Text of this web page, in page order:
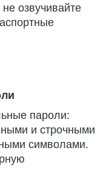
озвучивайте
пароли:
и строчными
символами.